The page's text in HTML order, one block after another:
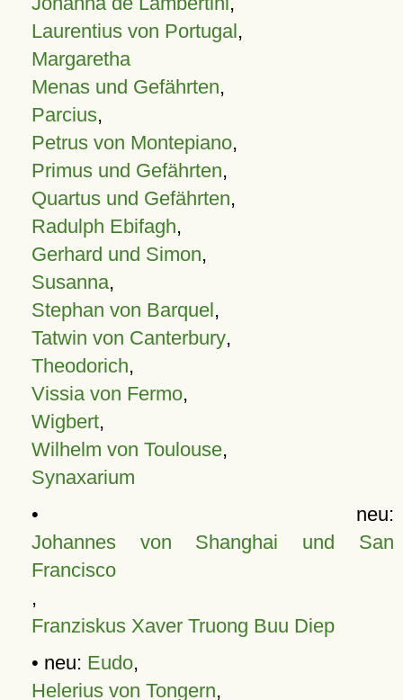
Laurentius von Portugal,
Margaretha
Menas und Gefährten,
Parcius,
Petrus von Montepiano,
Primus und Gefährten,
Quartus und Gefährten,
Radulph Ebifagh,
Gerhard und Simon,
Susanna,
Stephan von Barquel,
Tatwin von Canterbury,
Theodorich,
Vissia von Fermo,
Wigbert,
Wilhelm von Toulouse,
Synaxarium
• neu:
Johannes von Shanghai und San
Francisco
,
Franziskus Xaver Truong Buu Diep
• neu: Eudo,
Helerius von Tongern,